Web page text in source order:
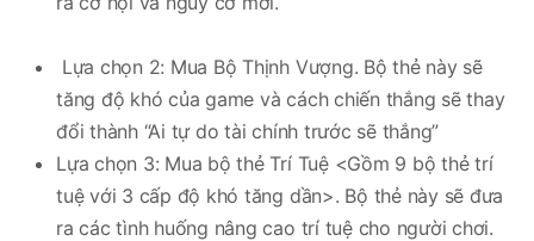
Lựa chọn 2: Mua Bộ Thịnh Vượng. Bộ thẻ này sẽ
tăng độ khó của game và cách chiến thắng sẽ thay
đổi thành “Ai tự do tài chính trước sẽ thắng”
Lựa chọn 3: Mua bộ thẻ Trí Tuệ <Gồm 9 bộ thẻ trí
tuệ với 3 cấp độ khó tăng dần>. Bộ thẻ này sẽ đưa
ra các tình huống nâng cao trí tuệ cho người chơi.